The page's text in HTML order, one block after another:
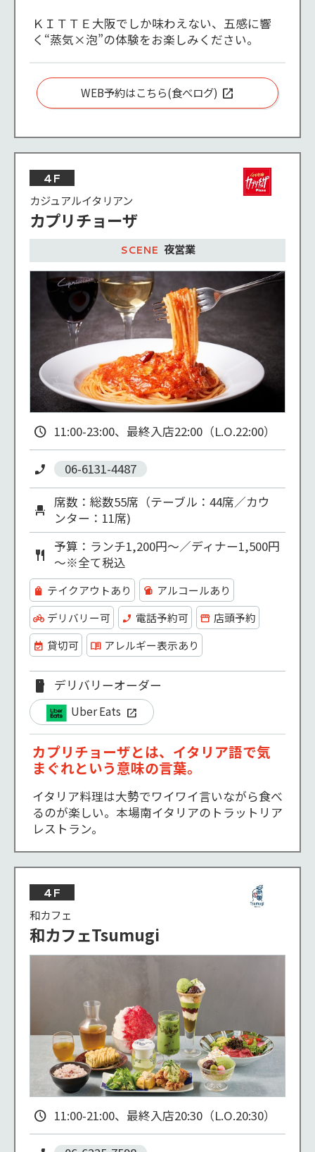
ＫＩＴＴＥ大阪でしか味わえない、五感に響
く“蒸気×泡”の体験をお楽しみください。
WEB予約はこちら
4F
カジュアルイタリアン
カプリチョーザ
夜営業
11:00-23:00、最終入店22:00（L.O.22:00）
06-6131-4487
席数：総数55席（テーブル：44席／カウ
ンター：11席)
予算：ランチ1,200円～／ディナー1,500円
～※全て税込
テイクアウトあり
アルコールあり
デリバリー可
電話予約可
店頭予約
貸切可
アレルギー表示あり
デリバリーオーダー
Uber Eats
カプリチョーザとは、イタリア語で気
まぐれという意味の言葉。
イタリア料理は大勢でワイワイ言いながら食べ
るのが楽しい。本場南イタリアのトラットリア
レストラン。
4F
和カフェ
和カフェTsumugi
11:00-21:00、最終入店20:30（L.O.20:30）